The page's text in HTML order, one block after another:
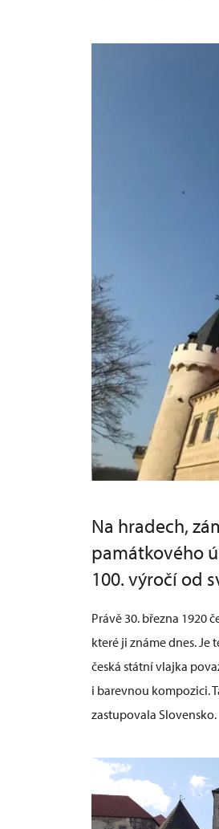
Na hradech,
památkového
100. výročí od
Právě 30. března 1920
které ji známe dnes.
česká státní vlajka
i barevnou kompozici.
zastupovala Slovensko.